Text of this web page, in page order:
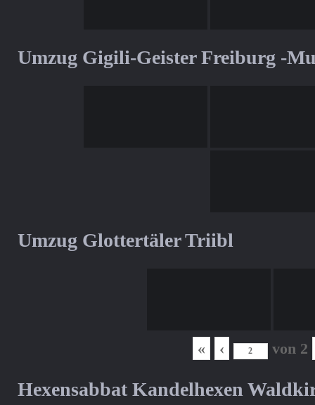
Umzug Gigili-Geister Freiburg -
Umzug Glottertäler Triibl
« ‹ von 2
Hexensabbat Kandelhexen